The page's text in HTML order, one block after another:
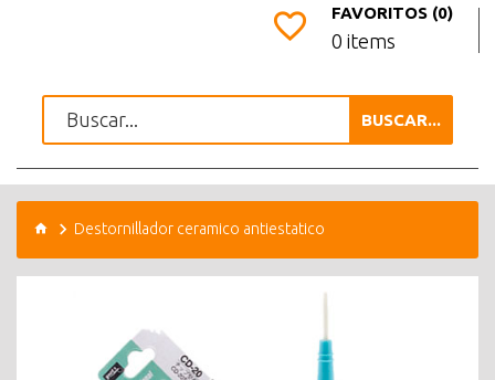
FAVORITOS (0)
0 items
BUSCAR...
Destornillador ceramico antiestatico